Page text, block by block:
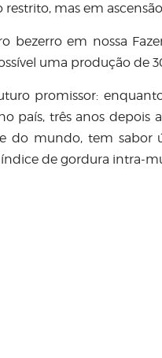
mas em
bezerro em nossa
uma produção de
promissor:
país, três anos depois
do mundo, tem sabor
de gordura intra-